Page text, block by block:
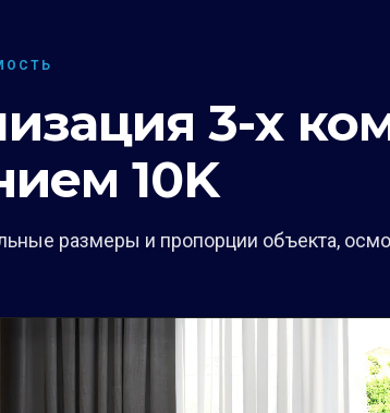
3-х
10K
размеры и пропорции объекта,